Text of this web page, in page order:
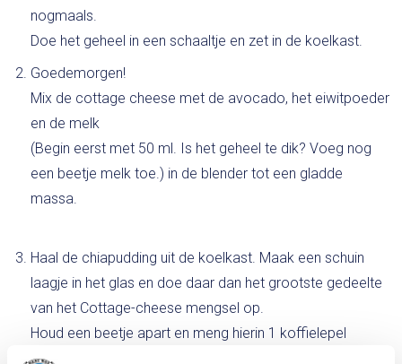
nogmaals.
Doe het geheel in een schaaltje en zet in de koelkast.
Goedemorgen!
Mix de cottage cheese met de avocado, het eiwitpoeder
en de melk
(Begin eerst met 50 ml. Is het geheel te dik? Voeg nog
een beetje melk toe.) in de blender tot een gladde
massa.
Haal de chiapudding uit de koelkast. Maak een schuin
laagje in het glas en doe daar dan het grootste gedeelte
van het Cottage-cheese mengsel op.
Houd een beetje apart en meng hierin 1 koffielepel
cacaopoeder. Maak hiermee het bovenste laagje en top